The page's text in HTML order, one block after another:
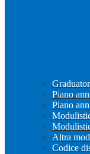
Piano
Piano
Altra
Codice